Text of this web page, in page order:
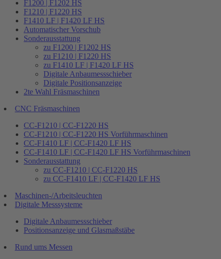
F1200 | F1202 HS
F1210 | F1220 HS
F1410 LF | F1420 LF HS
Automatischer Vorschub
Sonderausstattung
zu F1200 | F1202 HS
zu F1210 | F1220 HS
zu F1410 LF | F1420 LF HS
Digitale Anbaumessschieber
Digitale Positionsanzeige
2te Wahl Fräsmaschinen
CNC Fräsmaschinen
CC-F1210 | CC-F1220 HS
CC-F1210 | CC-F1220 HS Vorführmaschinen
CC-F1410 LF | CC-F1420 LF HS
CC-F1410 LF | CC-F1420 LF HS Vorführmaschinen
Sonderausstattung
zu CC-F1210 | CC-F1220 HS
zu CC-F1410 LF | CC-F1420 LF HS
Maschinen-/Arbeitsleuchten
Digitale Messsysteme
Digitale Anbaumessschieber
Positionsanzeige und Glasmaßstäbe
Rund ums Messen